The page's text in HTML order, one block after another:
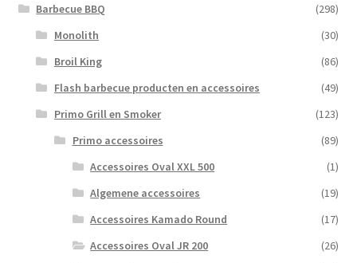
Barbecue BBQ
(298)
Monolith
(30)
Broil King
(86)
Flash barbecue producten en accessoires
(49)
Primo Grill en Smoker
(123)
Primo accessoires
(89)
Accessoires Oval XXL 500
(1)
Algemene accessoires
(19)
Accessoires Kamado Round
(17)
Accessoires Oval JR 200
(26)